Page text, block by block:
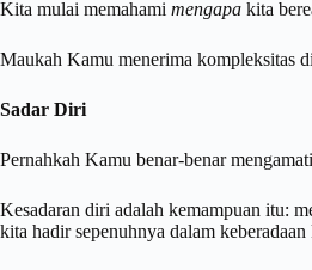
Kita mulai memahami mengapa kita
Maukah Kamu menerima kompleksitas
Sadar Diri
Pernahkah Kamu benar-benar
Kesadaran diri adalah kemampuan itu:
kita hadir sepenuhnya dalam